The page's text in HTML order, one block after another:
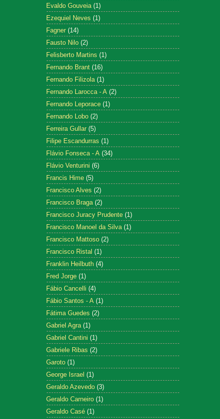
Evaldo Gouveia (1)
Ezequiel Neves (1)
Fagner (14)
Fausto Nilo (2)
Felisberto Martins (1)
Fernando Brant (16)
Fernando Filizola (1)
Fernando Larocca - A (2)
Fernando Leporace (1)
Fernando Lobo (2)
Ferreira Gullar (5)
Filipe Escandurras (1)
Flávio Fonseca - A (34)
Flávio Venturini (6)
Francis Hime (5)
Francisco Alves (2)
Francisco Braga (2)
Francisco Juracy Prudente (1)
Francisco Manoel da Silva (1)
Francisco Mattoso (2)
Francisco Ristal (1)
Franklin Heilbuth (4)
Fred Jorge (1)
Fábio Cancelli (4)
Fábio Santos - A (1)
Fátima Guedes (2)
Gabriel Agra (1)
Gabriel Cantini (1)
Gabriele Ribas (2)
Garoto (1)
George Israel (1)
Geraldo Azevedo (3)
Geraldo Carneiro (1)
Geraldo Casé (1)